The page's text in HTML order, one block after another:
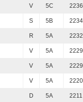
V 5C 2236
S 5B 2234
R 5A 2232
V 5A 2229
V 5A 2229
V 5A 2220
D 5A 2211